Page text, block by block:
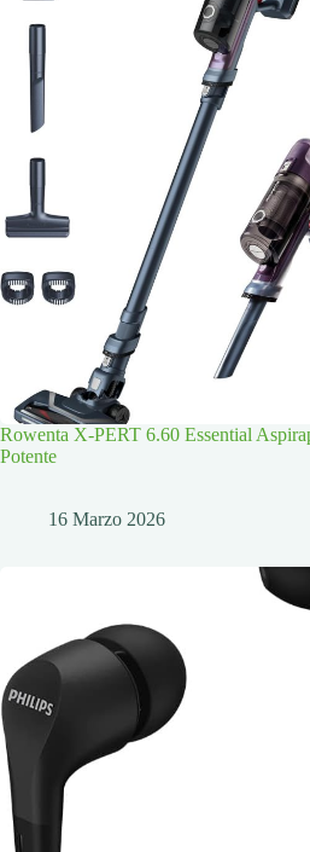
Rowenta X-PERT 6.60 Essential
Potente
16 Marzo 2026